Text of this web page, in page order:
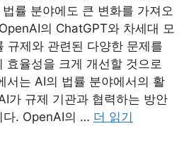
률 분야에도 큰 변화를 가져오
의 ChatGPT와 차세대 모
규제와 관련된 다양한 문제를
효율성을 크게 개선할 것으로
서는 AI의 법률 분야에서의 활
가 규제 기관과 협력하는 방안
다. OpenAI의 … 더 읽기